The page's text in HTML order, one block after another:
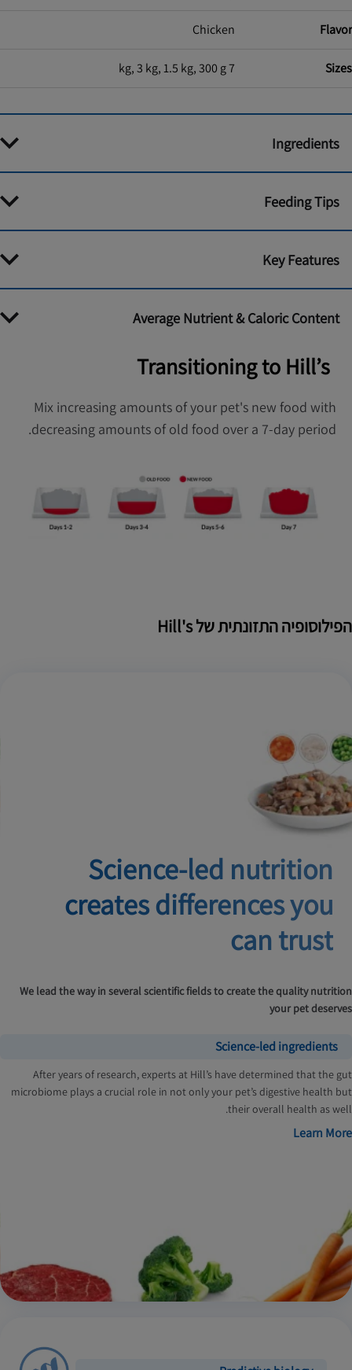
Flavor
Chicken
Sizes
7 kg, 3 kg, 1.5 kg, 300 g
Ingredients
Feeding Tips
Key Features
Average Nutrient & Caloric Content
Transitioning to Hill’s
Mix increasing amounts of your pet's new food with
decreasing amounts of old food over a 7-day period.
הפילוסופיה התזונתית של Hill's
Science-led nutrition
createsdifferences you
can trust
We lead the way in several scientific fields to create the quality nutrition
your pet deserves
Science-led ingredients
After years of research, experts at Hill’s have determined that the gut
microbiome plays a crucial role in not only your pet’s digestive health but
their overall health as well.
Learn More